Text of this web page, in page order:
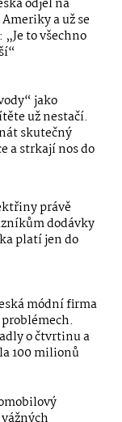
odjel na
a už se
to všechno
jako
už nestačí.
skutečný
a strkají nos do
právě
dodávky
platí jen do
módní firma
o čtvrtinu a
100 milionů